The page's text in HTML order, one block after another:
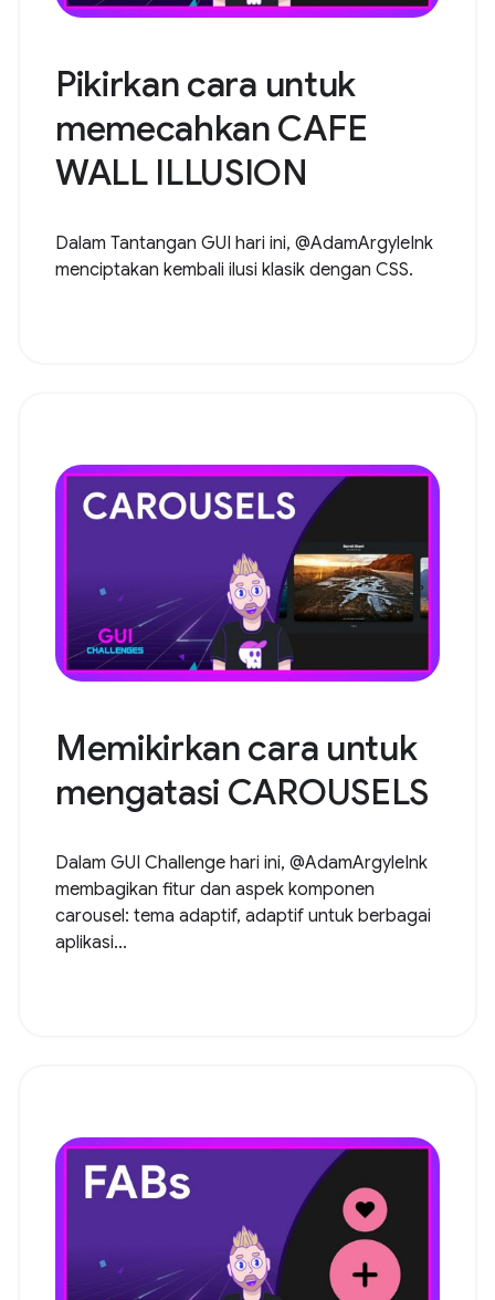
Pikirkan cara untuk
memecahkan CAFE
WALL ILLUSION
Dalam Tantangan GUI hari ini, @AdamArgyleInk
menciptakan kembali ilusi klasik dengan CSS.
Memikirkan cara untuk
mengatasi CAROUSELS
Dalam GUI Challenge hari ini, @AdamArgyleInk
membagikan fitur dan aspek komponen
carousel: tema adaptif, adaptif untuk berbagai
aplikasi...